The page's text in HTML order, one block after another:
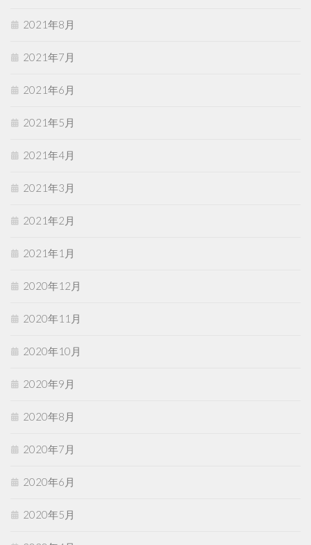
2021年8月
2021年7月
2021年6月
2021年5月
2021年4月
2021年3月
2021年2月
2021年1月
2020年12月
2020年11月
2020年10月
2020年9月
2020年8月
2020年7月
2020年6月
2020年5月